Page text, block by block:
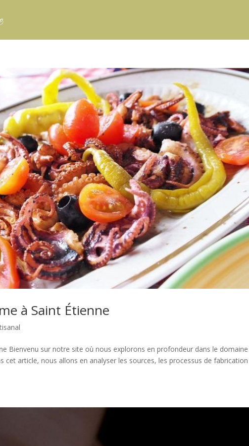
à Saint Étienne
Bienvenu sur notre site où nous explorons en profondeur dans le domaine
cet article, nous allons en analyser les sources, les processus de